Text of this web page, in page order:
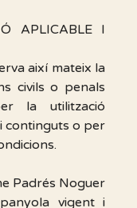
APLICABLE I
així mateix la
civils o penals
la utilització
continguts o per
Padrés Noguer
vigent i